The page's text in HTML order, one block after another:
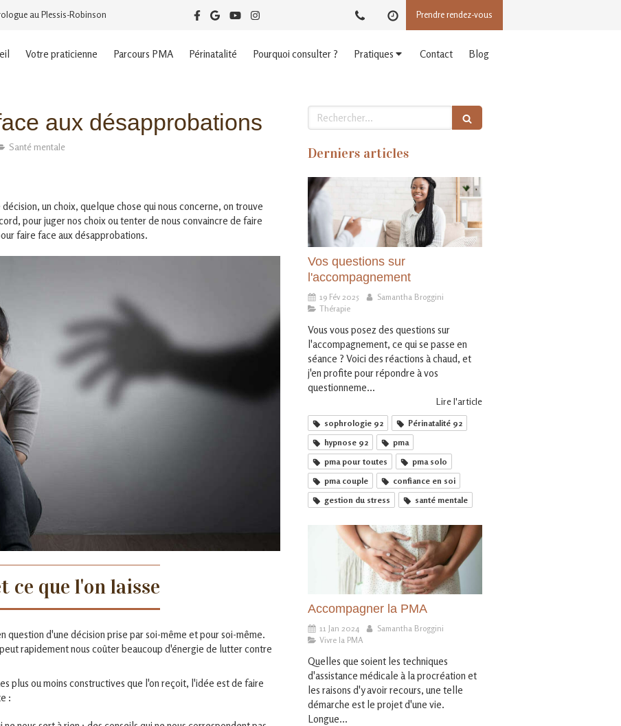
au Plessis-Robinson Prendre rendez-vous
Votre praticienne Parcours PMA Périnatalité Pourquoi consulter ? Pratiques Contact Blog
aux désapprobations
Santé mentale
un choix, quelque chose qui nous concerne, on trouve
pour juger nos choix ou tenter de nous convaincre de faire
faire face aux désapprobations.
ce que l'on laisse
question d'une décision prise par soi-même et pour soi-même.
rapidement nous coûter beaucoup d'énergie de lutter contre
plus ou moins constructives que l'on reçoit, l'idée est de faire
:
Rechercher
Derniers articles
Vos questions sur
l'accompagnement
19 Fév 2025
Samantha Broggini
Thérapie
Vous vous posez des questions sur
l'accompagnement, ce qui se passe en
séance ? Voici des réactions à chaud, et
j'en profite pour répondre à vos
questionneme...
Lire l'article
sophrologie 92
Périnatalité 92
hypnose 92
pma
pma pour toutes
pma solo
pma couple
confiance en soi
gestion du stress
santé mentale
Accompagner la PMA
11 Jan 2024
Samantha Broggini
Vivre la PMA
Quelles que soient les techniques
d'assistance médicale à la procréation et
les raisons d'y avoir recours, une telle
démarche est le projet d'une vie.
Longue...